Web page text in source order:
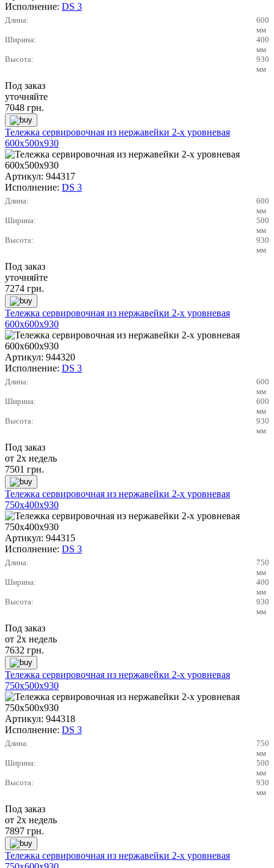
Исполнение: DS 3
Длина:
600
мм
Ширина:
400
мм
Высота:
930
мм
Под заказ
уточняйте
7048 грн.
Тележка сервировочная из нержавейки 2-х уровневая
600х500х930
Артикул: 944317
Исполнение: DS 3
Длина:
600
мм
Ширина:
500
мм
Высота:
930
мм
Под заказ
уточняйте
7274 грн.
Тележка сервировочная из нержавейки 2-х уровневая
600х600х930
Артикул: 944320
Исполнение: DS 3
Длина:
600
мм
Ширина:
600
мм
Высота:
930
мм
Под заказ
от 2х недель
7501 грн.
Тележка сервировочная из нержавейки 2-х уровневая
750х400х930
Артикул: 944315
Исполнение: DS 3
Длина:
750
мм
Ширина:
400
мм
Высота:
930
мм
Под заказ
от 2х недель
7632 грн.
Тележка сервировочная из нержавейки 2-х уровневая
750х500х930
Артикул: 944318
Исполнение: DS 3
Длина:
750
мм
Ширина:
500
мм
Высота:
930
мм
Под заказ
от 2х недель
7897 грн.
Тележка сервировочная из нержавейки 2-х уровневая